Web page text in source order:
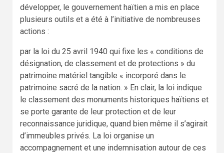
développer, le gouvernement haïtien a mis en place
plusieurs outils et a été à l’initiative de nombreuses
actions :
par la loi du 25 avril 1940 qui fixe les « conditions de
désignation, de classement et de protections » du
patrimoine matériel tangible « incorporé dans le
patrimoine sacré de la nation. » En clair, la loi indique
le classement des monuments historiques haïtiens et
se porte garante de leur protection et de leur
reconnaissance juridique, quand bien même il s’agirait
d’immeubles privés. La loi organise un
accompagnement et une indemnisation autour de ces